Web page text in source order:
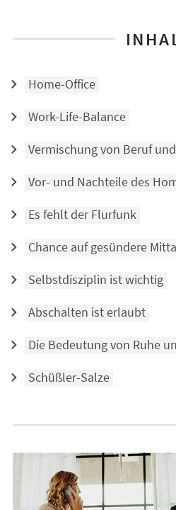
Home-Office
Work-Life-Balance
Vermischung von Beruf
Vor- und Nachteile des
Es fehlt der Flurfunk
Chance auf gesündere
Selbstdisziplin ist wichtig
Abschalten ist erlaubt
Die Bedeutung von Ruhe
Schüßler-Salze